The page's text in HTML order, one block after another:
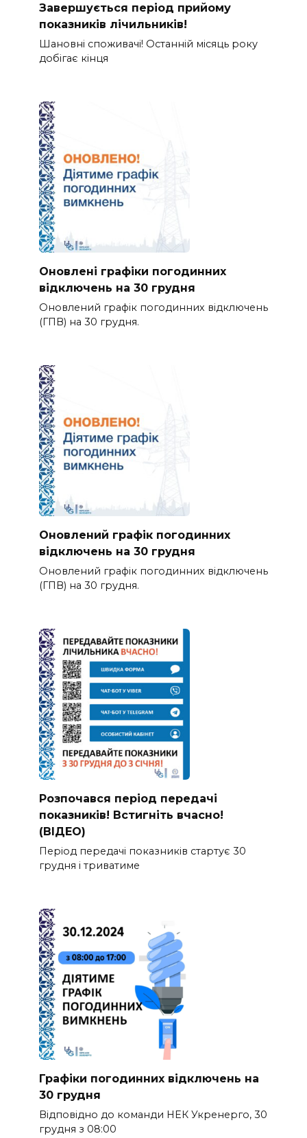
Завершується період прийому
показників лічильників!
Шановні споживачі! Останній місяць року
добігає кінця
Оновлені графіки погодинних
відключень на 30 грудня
Оновлений графік погодинних відключень
(ГПВ) на 30 грудня.
Оновлений графік погодинних
відключень на 30 грудня
Оновлений графік погодинних відключень
(ГПВ) на 30 грудня.
Розпочався період передачі
показників! Встигніть вчасно!
(ВІДЕО)
Період передачі показників стартує 30
грудня і триватиме
Графіки погодинних відключень на
30 грудня
Відповідно до команди НЕК Укренерго, 30
грудня з 08:00